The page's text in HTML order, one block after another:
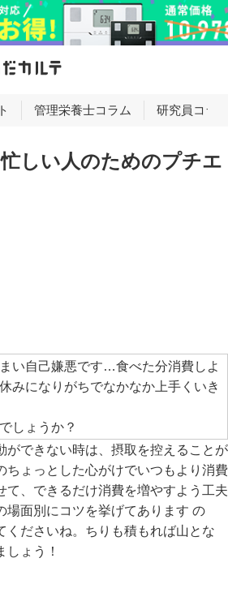
管理栄養士コラム 研究員コラ
しい人のためのプチエ
い自己嫌悪です…食べた分消費しよ
みになりがちでなかなか上手くいき
しょうか？
ができない時は、摂取を控えることが
ちょっとした心がけでいつもより消費
て、できるだけ消費を増やすよう工夫
場面別にコツを挙げてあります の
くださいね。ちりも積もれば山とな
ましょう！